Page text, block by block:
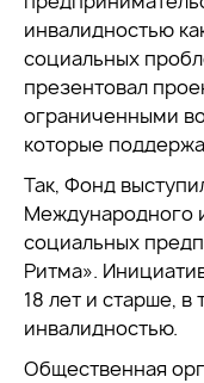
инвалидностью
социальных
презентовал
ограниченными
которые
Так, Фонд
Международного
социальных
Ритма».
18 лет и старше,
инвалидностью.
Общественная